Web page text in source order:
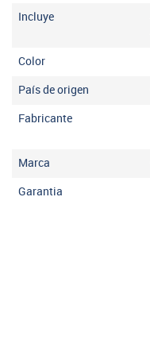
Incluye
Color
País de origen
Fabricante
Marca
Garantia